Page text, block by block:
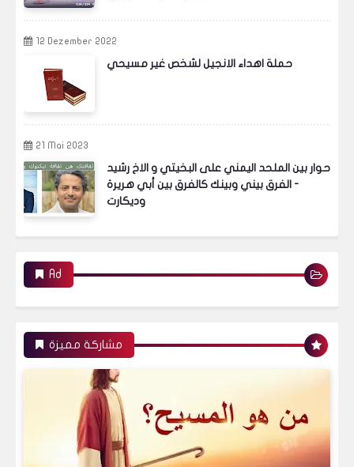
12 Dezember 2022
حملة اهداء الانجيل لشخص غير مسيحي
21 Mai 2023
حوار بين الملحد اليمني على البخيتي و الاخ رشيد
- الفرق بيني وبينك كالفرق بين أبي هريرة
وديكارت
Ad
مشاركة مميزة